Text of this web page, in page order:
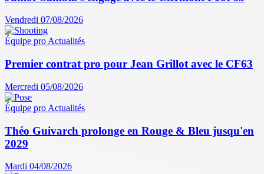
Vendredi 07/08/2026
Équipe proActualités
Premier contrat pro pour Jean Grillot avec le CF63
Mercredi 05/08/2026
Équipe pro Actualités
Théo Guivarch prolonge en Rouge & Bleu jusqu'en
2029
Mardi 04/08/2026